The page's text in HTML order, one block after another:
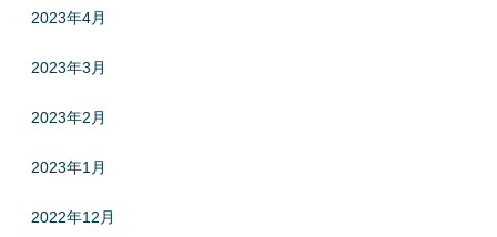
2023年4月
2023年3月
2023年2月
2023年1月
2022年12月